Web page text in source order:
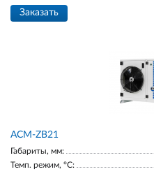
Заказать
ACM-ZB21
Габариты, мм:
Темп. режим, °С: